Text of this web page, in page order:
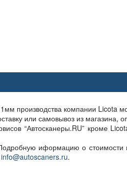
производства компании Licota
или самовывоз из магазина,
“Автосканеры.RU” кроме
иформацию о
info@autoscaners.ru.